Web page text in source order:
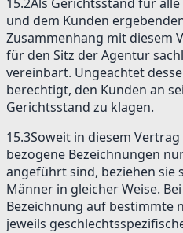
und dem Kunden
Zusammenhang mit diesem
für den Sitz der Agentur
vereinbart. Ungeachtet
berechtigt, den Kunden an
Gerichtsstand zu klagen.
15.3Soweit in diesem
bezogene Bezeichnungen
angeführt sind, beziehen sie
Männer in gleicher Weise.
Bezeichnung auf bestimmte
jeweils